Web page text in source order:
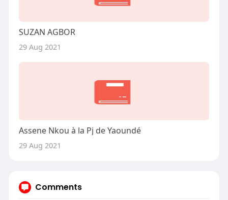
SUZAN AGBOR
29 Aug 2021
Assene Nkou à la Pj de Yaoundé
29 Aug 2021
Comments